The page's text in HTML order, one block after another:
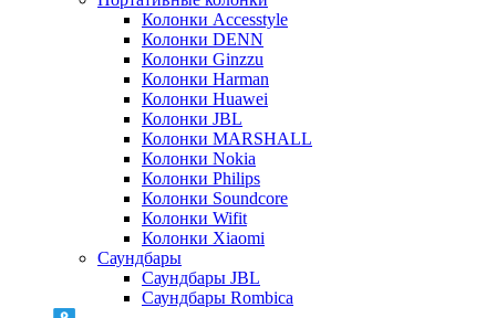
Колонки Accesstyle
Колонки DENN
Колонки Ginzzu
Колонки Harman
Колонки Huawei
Колонки JBL
Колонки MARSHALL
Колонки Nokia
Колонки Philips
Колонки Soundcore
Колонки Wifit
Колонки Xiaomi
Саундбары
Саундбары JBL
Саундбары Rombica